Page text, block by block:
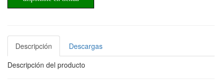
Descripción
Descargas
Descripción del producto